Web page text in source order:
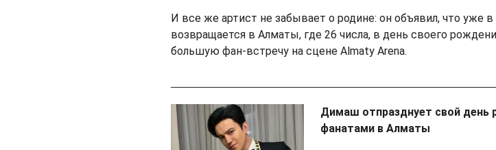
И все же артист не забывает о родине: он объявил, что уже
возвращается в Алматы, где 26 числа, в день своего
большую фан-встречу на сцене Almaty Arena.
Димаш отпразднует свой день
фанатами в Алматы